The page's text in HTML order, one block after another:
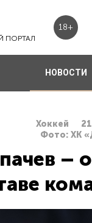
ПОРТАЛ
18+
НОВОСТИ
Хоккей
Фото: ХК
–